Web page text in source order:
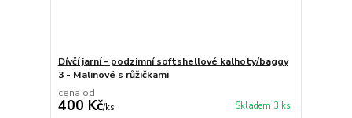
Dívčí jarní - podzimní softshellové kalhoty/baggy
3 - Malinové s růžičkami
cena od
400 Kč/ks Skladem 3 ks